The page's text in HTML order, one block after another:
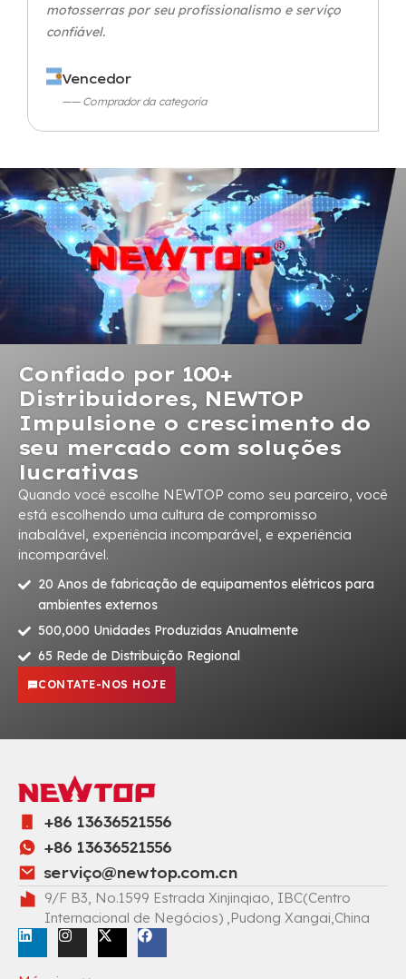
motosserras por seu profissionalismo e serviço
confiável.
Vencedor
—— Comprador da categoria
Confiado por 100+
Distribuidores, NEWTOP
Impulsione o crescimento do
seu mercado com soluções
lucrativas
Quando você escolhe NEWTOP como seu parceiro, você
está escolhendo uma cultura de compromisso
inabalável, experiência incomparável, e experiência
incomparável.
20 Anos de fabricação de equipamentos elétricos para
ambientes externos
500,000 Unidades Produzidas Anualmente
65 Rede de Distribuição Regional
CONTATE-NOS HOJE
+86 13636521556
+86 13636521556
serviço@newtop.com.cn
9/F B3, No.1599 Estrada Xinjinqiao, IBC(Centro
Internacional de Negócios) ,Pudong Xangai,China